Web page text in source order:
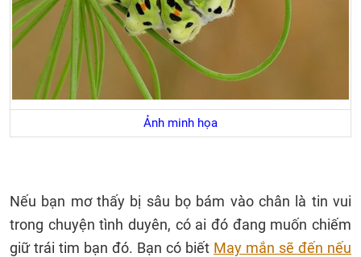
Ảnh minh họa
Nếu bạn mơ thấy bị sâu bọ bám vào chân là tin vui
trong chuyện tình duyên, có ai đó đang muốn chiếm
giữ trái tim bạn đó. Bạn có biết May mắn sẽ đến nếu